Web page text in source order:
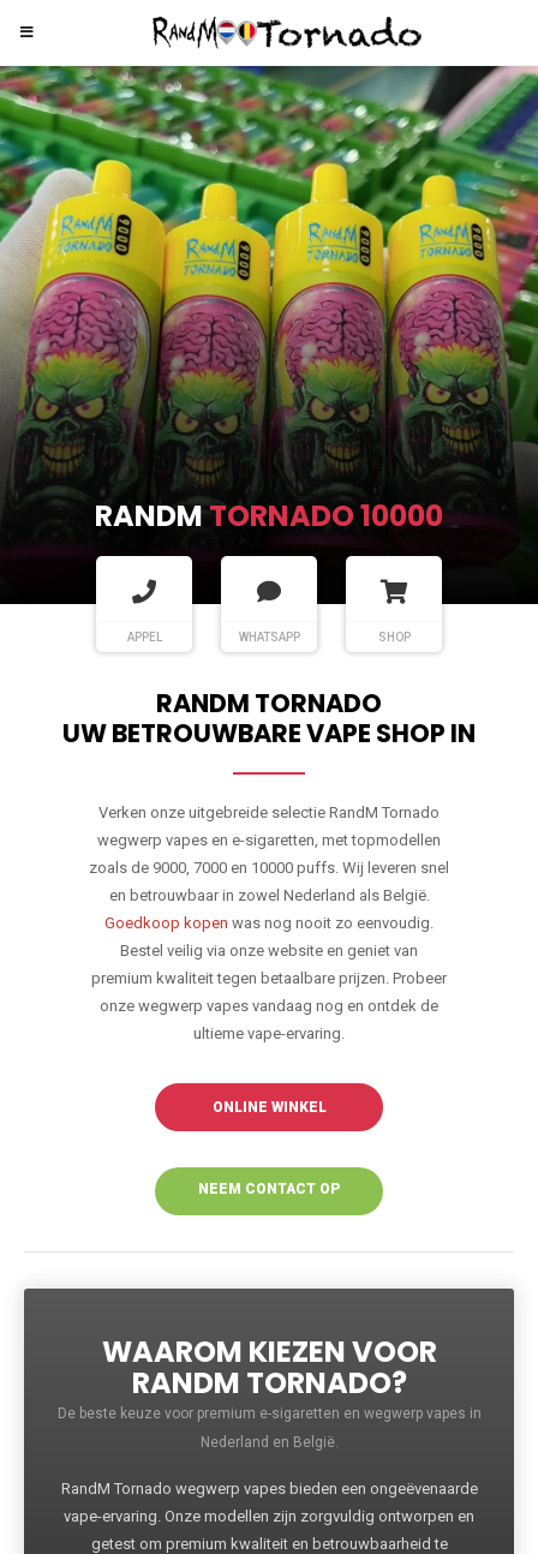
RANDMTORNADO 9000
APPEL WHATSAPP SHOP
RANDM TORNADO
UW BETROUWBARE VAPE SHOP IN
Verken onze uitgebreide selectie RandM Tornado
wegwerp vapes en e-sigaretten, met topmodellen
zoals de 9000, 7000 en 10000 puffs. Wij leveren snel
en betrouwbaar in zowel Nederland als België.
Goedkoop kopen was nog nooit zo eenvoudig.
Bestel veilig via onze website en geniet van
premium kwaliteit tegen betaalbare prijzen. Probeer
onze wegwerp vapes vandaag nog en ontdek de
ultieme vape-ervaring.
ONLINE WINKEL
NEEM CONTACT OP
WAAROM KIEZEN VOOR
RANDM TORNADO?
De beste keuze voor premium e-sigaretten en wegwerp vapes in
Nederland en België.
RandM Tornado wegwerp vapes bieden een ongeëvenaarde
vape-ervaring. Onze modellen zijn zorgvuldig ontworpen en
getest om premium kwaliteit en betrouwbaarheid te